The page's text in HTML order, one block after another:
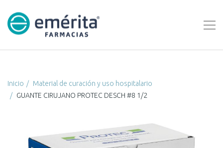
Inicio
Material de curación y uso hospitalario
GUANTE CIRUJANO PROTEC DESCH #8 1/2